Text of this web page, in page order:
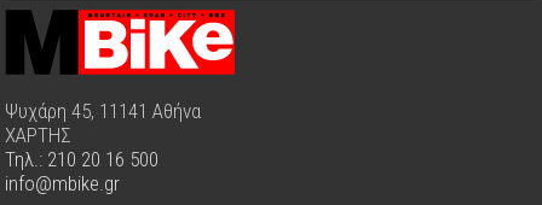
Ψυχάρη 45, 11141 Αθήνα
ΧΑΡΤΗΣ
Τηλ.: 210 20 16 500
info@mbike.gr